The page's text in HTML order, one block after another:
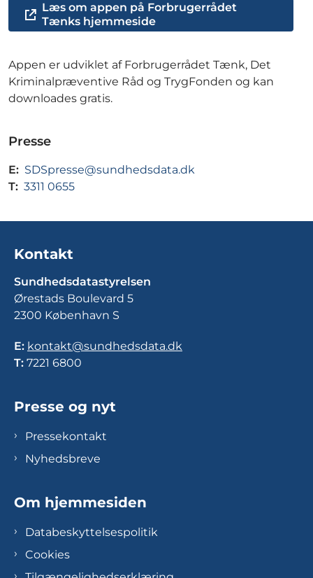
Læs om appen på Forbrugerrådet
Tænks hjemmeside
Appen er udviklet af Forbrugerrådet Tænk, Det
Kriminalpræventive Råd og TrygFonden og kan
downloades gratis.
Presse
E: SDSpresse@sundhedsdata.dk
T: 3311 0655
Kontakt
Sundhedsdatastyrelsen
Ørestads Boulevard 5
2300 København S
E: kontakt@sundhedsdata.dk
T: 7221 6800
Presse og nyt
Pressekontakt
Nyhedsbreve
Om hjemmesiden
Databeskyttelsespolitik
Cookies